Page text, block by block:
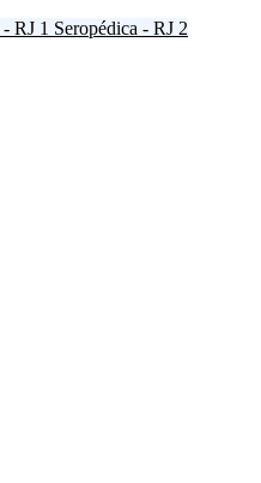
- RJ 1 Seropédica - RJ 2